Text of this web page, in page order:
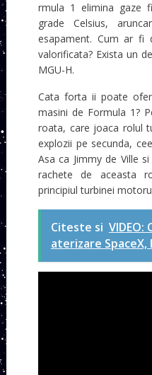
rmula 1 elimina gaze
grade Celsius,
esapament. Cum ar fi
valorificata? Exista un
MGU-H.
Cata forta ii poate
masini de Formula 1?
roata, care joaca rolul
explozii pe secunda,
Asa ca Jimmy de Ville
rachete de aceasta
principiul turbinei
Citeste si VIDEO:
aterizare SpaceX,